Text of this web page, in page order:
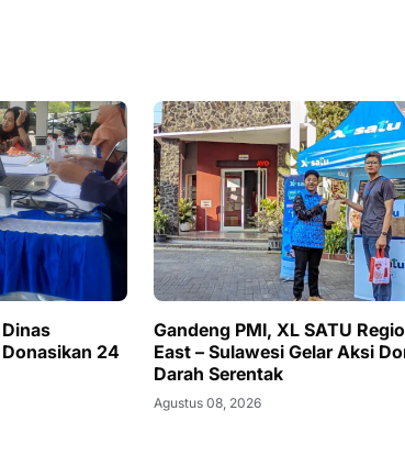
24
Gandeng PMI, XL SATU
East – Sulawesi Gelar Aksi
Darah Serentak
Agustus 08, 2026